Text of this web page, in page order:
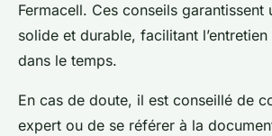
Fermacell. Ces conseils garantissent
solide et durable, facilitant
dans le temps.
En cas de doute, il est conseillé de
expert ou de se référer à la